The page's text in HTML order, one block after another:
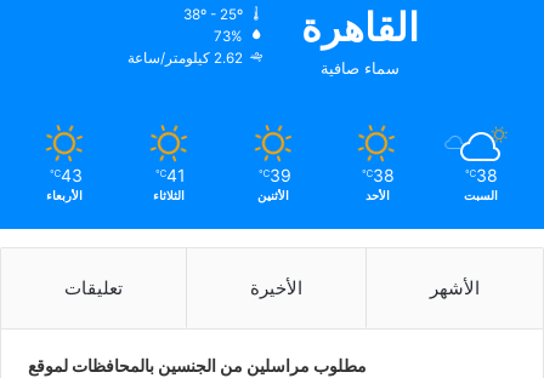
القاهرة
سماء صافية
73%
2.62 كيلومتر/ساعة
38
℃
السبت
38
℃
الأحد
39
℃
الأثنين
41
℃
الثلاثاء
43
℃
الأربعاء
الأشهر الأخيرة تعليقات
مطلوب مراسلين من الجنسين بالمحافظات لموقع